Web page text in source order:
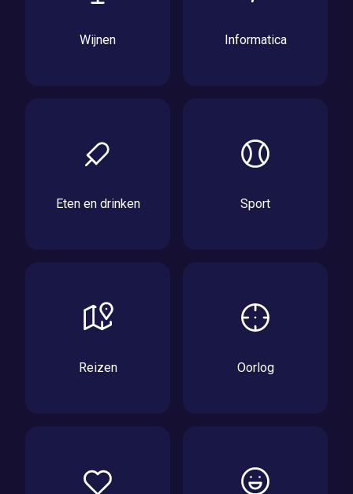
Wijnen Informatica
Eten en drinken Sport
Reizen Oorlog